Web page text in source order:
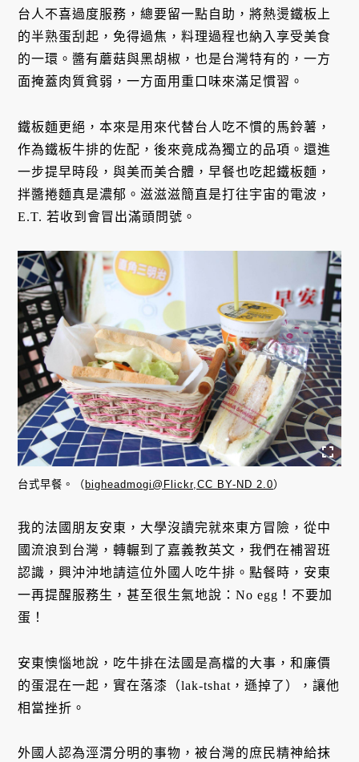
台人不喜過度服務，總要留一點自助，將熱燙鐵板上
的半熟蛋刮起，免得過焦，料理過程也納入享受美食
的一環。醬有蘑菇與黑胡椒，也是台灣特有的，一方
面掩蓋肉質貧弱，一方面用重口味來滿足慣習。
鐵板麵更絕，本來是用來代替台人吃不慣的馬鈴薯，
作為鐵板牛排的佐配，後來竟成為獨立的品項。還進
一步提早時段，與美而美合體，早餐也吃起鐵板麵，
拌醬捲麵真是濃郁。滋滋滋簡直是打往宇宙的電波，
E.T. 若收到會冒出滿頭問號。
台式早餐。（ bigheadmogi@Flickr,CC BY-ND 2.0）
我的法國朋友安東，大學沒讀完就來東方冒險，從中
國流浪到台灣，轉輾到了嘉義教英文，我們在補習班
認識，興沖沖地請這位外國人吃牛排。點餐時，安東
一再提醒服務生，甚至很生氣地說：No egg！不要加
蛋！
安東懊惱地說，吃牛排在法國是高檔的大事，和廉價
的蛋混在一起，實在落漆（lak-tshat，遜掉了），讓他
相當挫折。
外國人認為涇渭分明的事物，被台灣的庶民精神給抹